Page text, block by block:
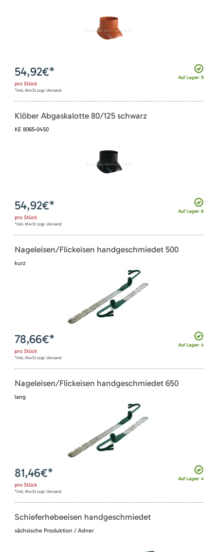
Auf Lager: 9
54,92€*
pro Stück
*inkl. MwSt zzgl. Versand
Klöber Abgaskalotte 80/125 schwarz
KE 8065-0450
Auf Lager: 6
54,92€*
pro Stück
*inkl. MwSt zzgl. Versand
Nageleisen/Flickeisen handgeschmiedet 500
kurz
Auf Lager: 4
78,66€*
pro Stück
*inkl. MwSt zzgl. Versand
Nageleisen/Flickeisen handgeschmiedet 650
lang
Auf Lager: 4
81,46€*
pro Stück
*inkl. MwSt zzgl. Versand
Schieferhebeeisen handgeschmiedet
sächsische Produktion / Adner